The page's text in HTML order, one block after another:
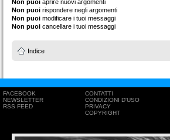
Non puoi aprire nuovi argomenti
Non puoi rispondere negli argomenti
Non puoi modificare i tuoi messaggi
Non puoi cancellare i tuoi messaggi
Indice
FACEBOOK
NEWSLETTER
RSS FEED
CONTATTI
CONDIZIONI D'USO
PRIVACY
COPYRIGHT